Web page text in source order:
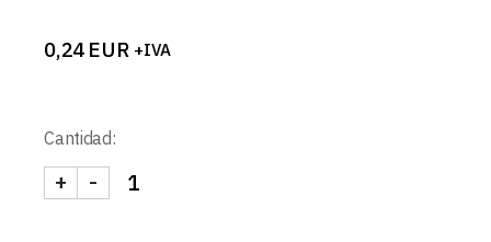
0,24 EUR +IVA
Cantidad:
TAPON FINAL TIRA LED 8mm IP67 cantidad
-
+